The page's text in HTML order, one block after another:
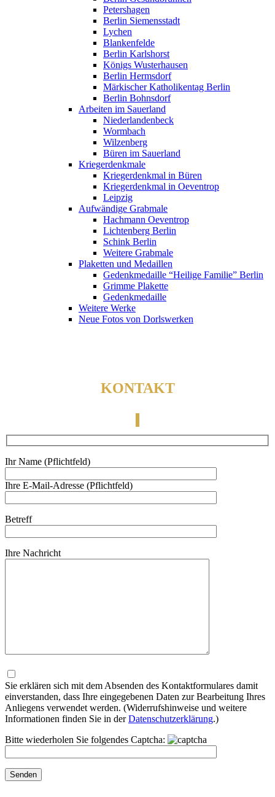
Petershagen
Berlin Siemensstadt
Lychen
Blankenfelde
Berlin Karlshorst
Königs Wusterhausen
Berlin Hermsdorf
Märkischer Katholikentag Berlin
Berlin Bohnsdorf
Arbeiten im Sauerland
Niederlandenbeck
Wormbach
Wilzenberg
Büren im Sauerland
Kriegerdenkmale
Kriegerdenkmal in Büren
Kriegerdenkmal in Oeventrop
Leipzig
Aufwändige Grabmale
Hachmann Oeventrop
Lichtenberg Berlin
Schink Berlin
Weitere Grabmale
Plaketten und Medaillen
Gedenkmedaille “Heilige Familie” Berlin
Grimme Plakette
Gedenkmedaille
Weitere Werke
Neue Fotos von Dorlswerken
KONTAKT
Ihr Name (Pflichtfeld)
Ihre E-Mail-Adresse (Pflichtfeld)
Betreff
Ihre Nachricht
lasse
dieses
Feld
leer.
Sie erklären sich mit dem Absenden des Kontaktformulares damit
einverstanden, dass Ihre eingegebenen Daten zur Bearbeitung Ihres
Anliegens verwendet werden. (Widerrufshinweise und weitere
Informationen finden Sie in derDatenschutzerklärung.)
Bitte wiederholen Sie folgendes Captcha: